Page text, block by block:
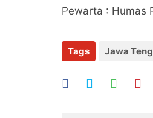
Pewarta : Humas
Tags Jawa